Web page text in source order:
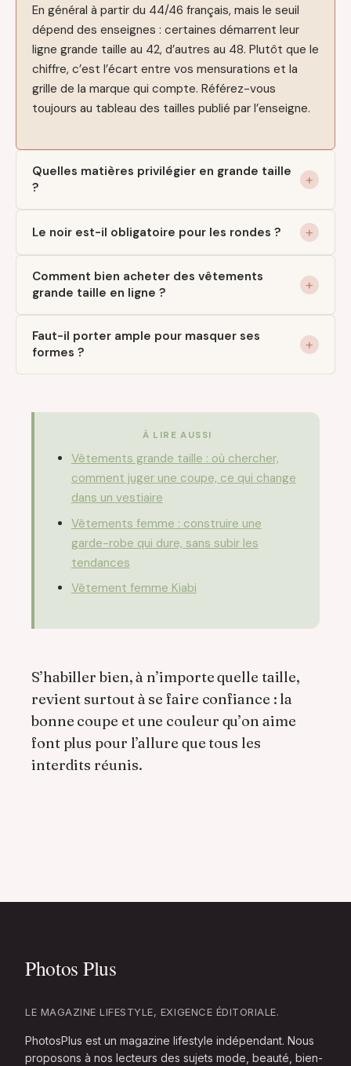
En général à partir du 44/46 français, mais le seuil
dépend des enseignes : certaines démarrent leur
ligne grande taille au 42, d’autres au 48. Plutôt que le
chiffre, c’est l’écart entre vos mensurations et la
grille de la marque qui compte. Référez-vous
toujours au tableau des tailles publié par l’enseigne.
Quelles matières privilégier en grande taille
?
Le noir est-il obligatoire pour les rondes ?
Comment bien acheter des vêtements
grande taille en ligne ?
Faut-il porter ample pour masquer ses
formes ?
À LIRE AUSSI
Vêtements grande taille : où chercher,
comment juger une coupe, ce qui change
dans un vestiaire
Vêtements femme : construire une
garde-robe qui dure, sans subir les
tendances
Vêtement femme Kiabi
S’habiller bien, à n’importe quelle taille,
revient surtout à se faire confiance : la
bonne coupe et une couleur qu’on aime
font plus pour l’allure que tous les
interdits réunis.
LE MAGAZINE LIFESTYLE, EXIGENCE ÉDITORIALE.
PhotosPlus est un magazine lifestyle indépendant. Nous
proposons à nos lecteurs des sujets mode, beauté, bien-